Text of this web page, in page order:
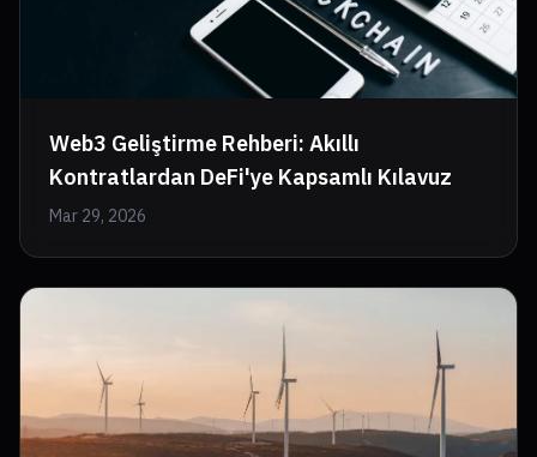
Web3 Geliştirme Rehberi: Akıllı
Kontratlardan DeFi'ye Kapsamlı Kılavuz
Mar 29, 2026